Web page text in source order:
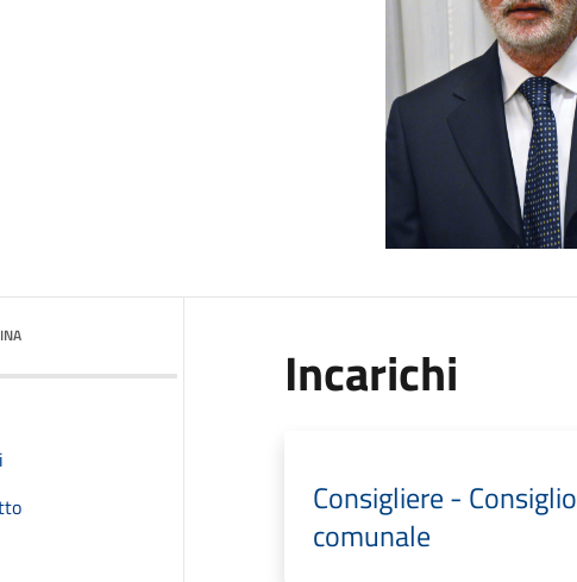
Incarichi
Consigliere - Consiglio
comunale